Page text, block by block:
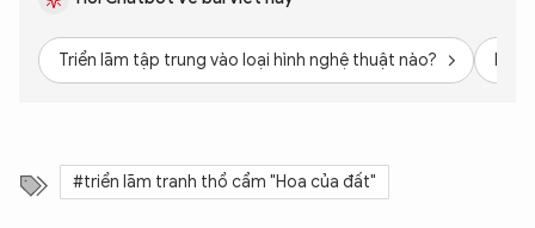
Triển lãm tập trung vào loại hình nghệ thuật nào?
#triển lãm tranh thổ cẩm "Hoa của đất"